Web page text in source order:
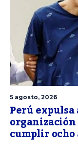
5 agosto, 2026
Perú
cumplir